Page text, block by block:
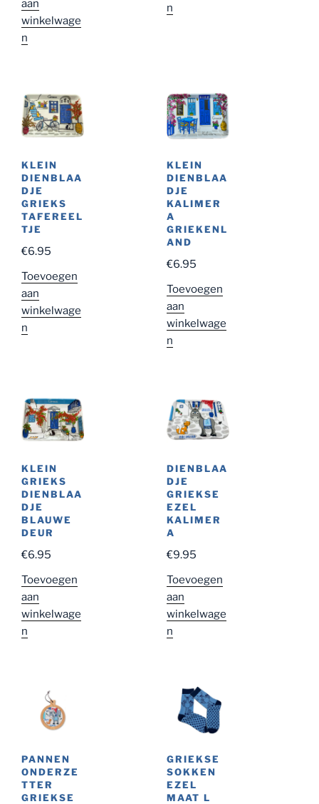
aan
winkelwage
n
n
KLEIN
DIENBLAA
DJE
GRIEKS
TAFEREEL
TJE
€6.95
Toevoegen
aan
winkelwage
n
KLEIN
DIENBLAA
DJE
KALIMER
A
GRIEKENL
AND
€6.95
Toevoegen
aan
winkelwage
n
KLEIN
GRIEKS
DIENBLAA
DJE
BLAUWE
DEUR
€6.95
Toevoegen
aan
winkelwage
n
DIENBLAA
DJE
GRIEKSE
EZEL
KALIMER
A
€9.95
Toevoegen
aan
winkelwage
n
PANNEN
ONDERZE
TTER
GRIEKSE
GRIEKSE
SOKKEN
EZEL
MAAT L